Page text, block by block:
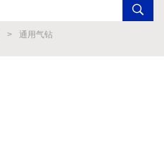
通用气钻